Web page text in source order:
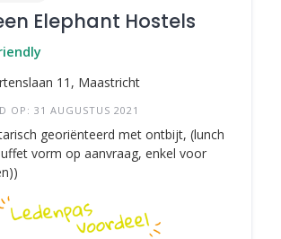
Elephant Hostels
11, Maastricht
OP: 31 AUGUSTUS 2021
georiënteerd met ontbijt, (lunch
vorm op aanvraag, enkel voor